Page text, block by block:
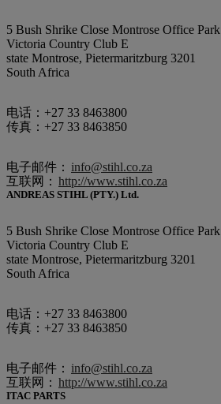
5 Bush Shrike Close Montrose Office Park
Victoria Country Club E
state Montrose, Pietermaritzburg 3201
South Africa
电话：+27 33 8463800
传真：+27 33 8463850
电子邮件： info@stihl.co.za
互联网： http://www.stihl.co.za
ANDREAS STIHL (PTY.) Ltd.
5 Bush Shrike Close Montrose Office Park
Victoria Country Club E
state Montrose, Pietermaritzburg 3201
South Africa
电话：+27 33 8463800
传真：+27 33 8463850
电子邮件： info@stihl.co.za
互联网： http://www.stihl.co.za
ITAC PARTS